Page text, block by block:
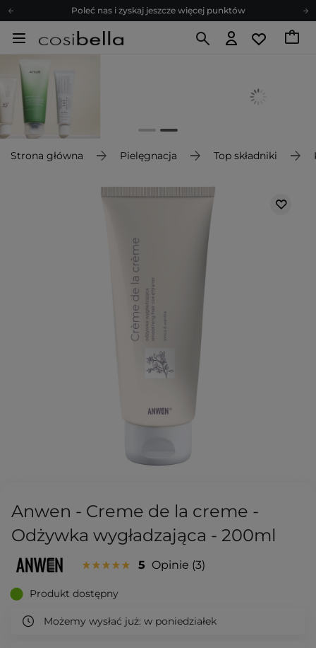
Poleć nas i zyskaj jeszcze więcej punktów
Zapisz się na newsletter pełen porad
Strona główna Pielęgnacja Top składniki
Anwen - Creme de la creme -
Odżywka wygładzająca - 200ml
5 Opinie 3
Produkt dostępny
Możemy wysłać już: w poniedziałek